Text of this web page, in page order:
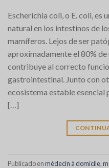
Escherichia coli, o E. coli, es
natural en los intestinos de
mamíferos. Lejos de ser
aproximadamente el 80%
contribuye al correcto
gastrointestinal. Junto con
ecosistema estable esencial
[…]
Publicado enmédecin à domicile,